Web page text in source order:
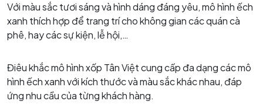
Với màu sắc tươi sáng và hình dáng đáng yêu, mô hình ếch
xanh thích hợp để trang trí cho không gian các quán cà
phê, hay các sự kiện, lễ hội,…
Điêu khắc mô hình xốp Tân Việt cung cấp đa dạng các mô
hình ếch xanh với kích thước và màu sắc khác nhau, đáp
ứng nhu cầu của từng khách hàng.